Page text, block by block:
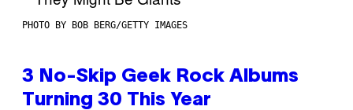
PHOTO BY BOB BERG/GETTY IMAGES
3 No-Skip Geek Rock Albums
Turning 30 This Year